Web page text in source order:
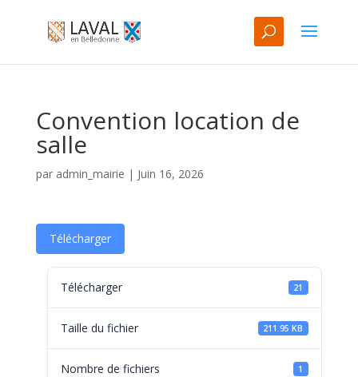
Convention location de
salle
par admin_mairie | Juin 16, 2026
Télécharger
Télécharger 21
Taille du fichier 211.95 KB
Nombre de fichiers 1